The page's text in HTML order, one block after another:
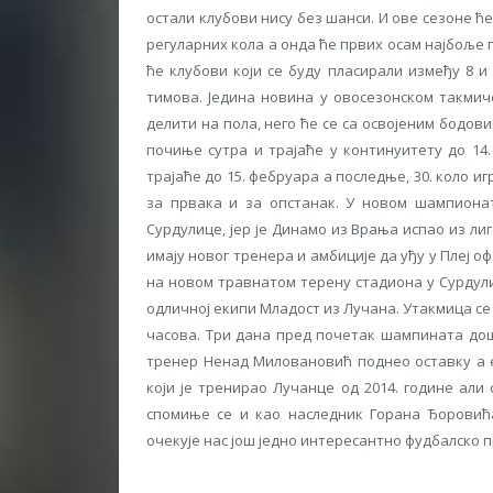
остали клубови нису без шанси. И ове сезоне
регуларних кола а онда ће првих осам најбоље
ће клубови који се буду пласирали између 8
тимова. Једина новина у овосезонском
делити на пола, него ће се са освојеним
почиње сутра и трајаће у континуитету до
трајаће до 15. фебруара а последње, 30. коло
за првака и за опстанак. У новом
Сурдулице, јер је Динамо из Врања испао из
имају новог тренера и амбиције да уђу у Плеј
на новом травнатом терену стадиона у
одличној екипи Младост из Лучана. Утакмица
часова. Три дана пред почетак шампината
тренер Ненад Миловановић поднео оставку а
који је тренирао Лучанце од 2014. године
спомиње се и као наследник Горана
очекује нас још једно интересантно фудбалско